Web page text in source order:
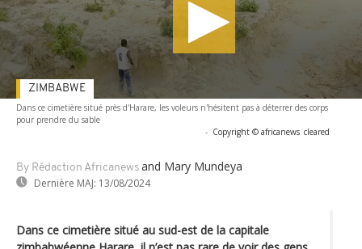
Dans ce cimetière situé près d'Harare, les voleurs n'hésitent pas à déterrer des corps
pour prendre du sable
- Copyright © africanews cleared
By Rédaction Africanews and Mary Mundeya
Dernière MAJ: 13/08/2024
ZIMBABWE
Dans ce cimetière situé au sud-est de la capitale